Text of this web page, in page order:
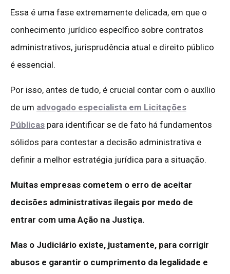
Essa é uma fase extremamente delicada, em que o
conhecimento jurídico específico sobre contratos
administrativos, jurisprudência atual e direito público
é essencial.
Por isso, antes de tudo, é crucial contar com o auxílio
de um advogado especialista em Licitações
Públicas para identificar se de fato há fundamentos
sólidos para contestar a decisão administrativa e
definir a melhor estratégia jurídica para a situação.
Muitas empresas cometem o erro de aceitar
decisões administrativas ilegais por medo de
entrar com uma Ação na Justiça.
Mas o Judiciário existe, justamente, para corrigir
abusos e garantir o cumprimento da legalidade e